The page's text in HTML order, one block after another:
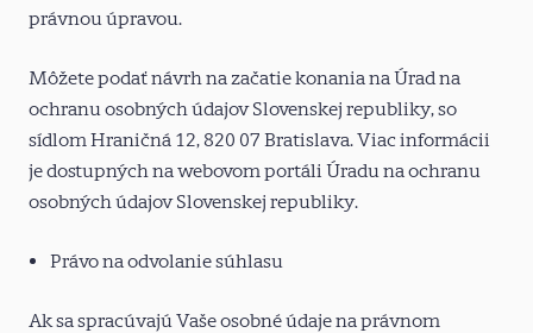
právnou úpravou.
Môžete podať návrh na začatie konania na Úrad na
ochranu osobných údajov Slovenskej republiky, so
sídlom Hraničná 12, 820 07 Bratislava. Viac informácii
je dostupných na webovom portáli Úradu na ochranu
osobných údajov Slovenskej republiky.
Právo na odvolanie súhlasu
Ak sa spracúvajú Vaše osobné údaje na právnom